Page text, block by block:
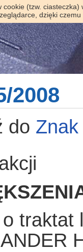
(tzw.
dzięki
2008
do
traktat